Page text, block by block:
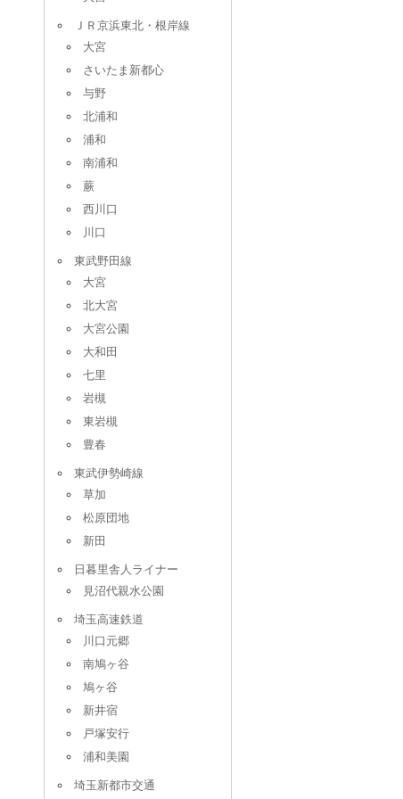
ＪＲ京浜東北・根岸線
大宮
さいたま新都心
与野
北浦和
浦和
南浦和
蕨
西川口
川口
東武野田線
大宮
北大宮
大宮公園
大和田
七里
岩槻
東岩槻
豊春
東武伊勢崎線
草加
松原団地
新田
日暮里舎人ライナー
見沼代親水公園
埼玉高速鉄道
川口元郷
南鳩ヶ谷
鳩ヶ谷
新井宿
戸塚安行
浦和美園
埼玉新都市交通